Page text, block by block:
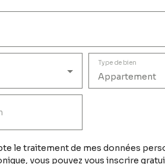
Appartement
Type de bien
le traitement de mes données
vous pouvez vous inscrire